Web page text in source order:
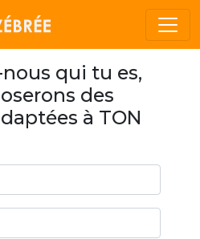
nous qui tu es,
des
à TON